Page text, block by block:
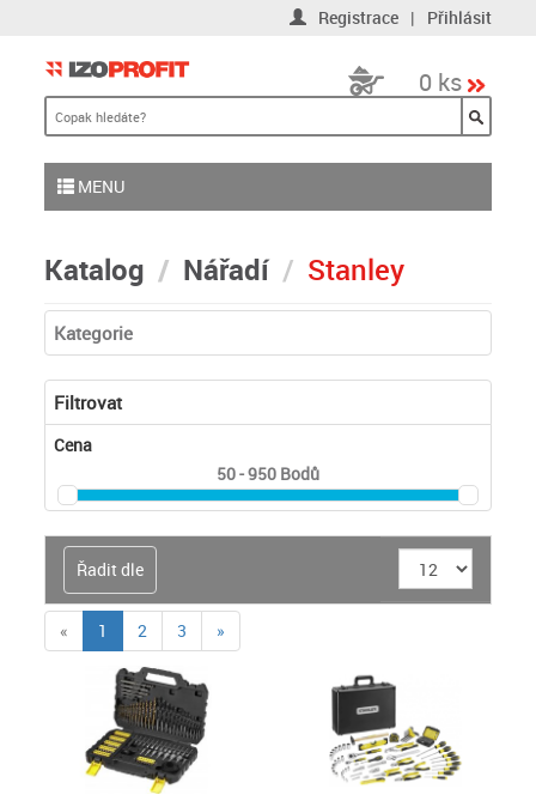
Registrace | Přihlásit
0 ks
MENU
Katalog Nářadí Stanley
Kategorie
Filtrovat
Cena
50 - 950 Bodů
Řadit dle
« 1 (current)
2 3 »